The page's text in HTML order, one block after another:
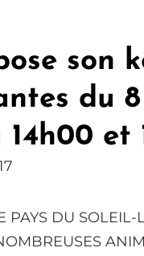
son
du 8
et
PAYS DU SOLEIL-